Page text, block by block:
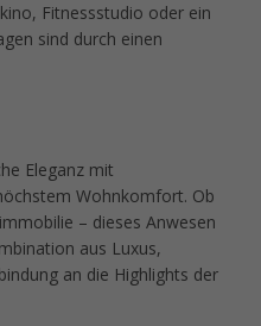
Fitnessstudio oder ein
sind durch einen
Eleganz mit
Wohnkomfort. Ob
– dieses Anwesen
aus Luxus,
an die Highlights der